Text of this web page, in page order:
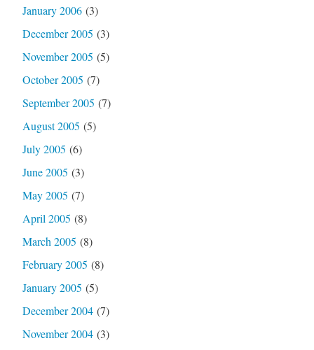
January 2006(3)
December 2005 (3)
November 2005 (5)
October 2005 (7)
September 2005 (7)
August 2005 (5)
July 2005 (6)
June 2005 (3)
May 2005 (7)
April 2005 (8)
March 2005 (8)
February 2005 (8)
January 2005 (5)
December 2004(7)
November 2004(3)